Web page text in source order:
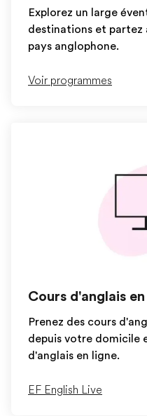
Explorez un large
destinations et partez
pays anglophone.
Voir programmes
Cours d'anglais
Prenez des cours
depuis votre domicile
d'anglais en ligne.
EF English Live